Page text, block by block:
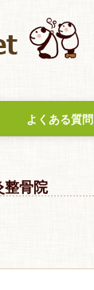
よくある質問
整骨院